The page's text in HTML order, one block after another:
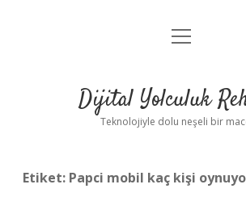
Anasayfa
Yasal Uyarı
menüyü
Dijital Yolculuk
Teknolojiyle dolu neşeli bir
Etiket: Papci mobil kaç kişi